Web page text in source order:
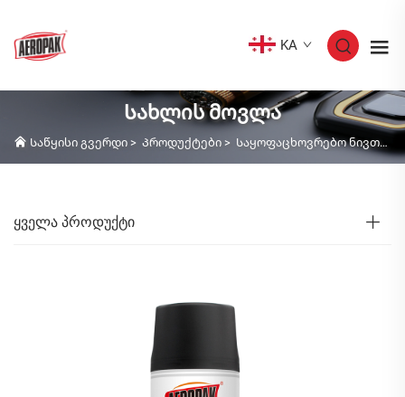
KA
Სახლის მოვლა
Საწყისი გვერდი > Პროდუქტები > Საყოფაცხოვრებო ნივთები
ᲧᲕᲔᲚᲐ ᲞᲠᲝᲓᲣᲥᲢᲘ